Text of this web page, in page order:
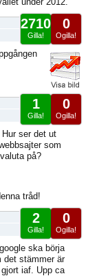
0
Ogilla!
2710
Gilla!
0
Ogilla!
1
Gilla!
ser det ut
som
på?
tråd!
0
Ogilla!
2
Gilla!
ska börja
det stämmer är
iaf. Upp ca